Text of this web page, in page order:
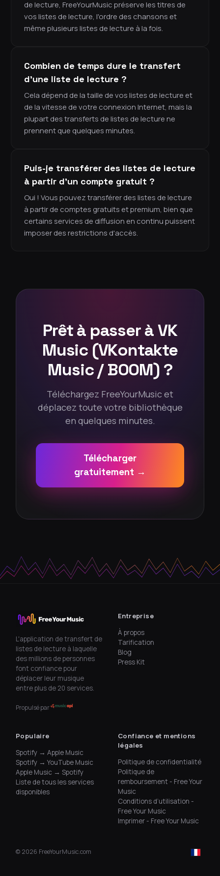
de lecture, FreeYourMusic préserve les titres de
vos listes de lecture, l'ordre des chansons et
même plusieurs listes de lecture à la fois.
Combien de temps dure le transfert
d'une liste de lecture ?
Cela dépend de la taille de vos listes de lecture et
de la vitesse de votre connexion Internet, mais la
plupart des transferts de listes de lecture ne
prennent que quelques minutes.
Puis-je transférer des listes de lecture
à partir d'un compte gratuit ?
Oui ! Vous pouvez transférer des listes de lecture
à partir de comptes gratuits et premium, bien que
certains services de diffusion en continu puissent
imposer des restrictions d'accès.
Prêt à passer à VK
Music (VKontakte
Music / BOOM) ?
Téléchargez FreeYourMusic et
déplacez toute votre bibliothèque
en quelques minutes.
Télécharger
gratuitement →
L'application de transfert de
listes de lecture à laquelle
des millions de personnes
font confiance pour
déplacer leur musique
entre plus de 20 services.
Propulsé par
Entreprise
À propos
Tarification
Blog
Press Kit
Populaire
Spotify → Apple Music
Spotify → YouTube Music
Apple Music → Spotify
Liste de tous les services
disponibles
Confiance et mentions
légales
Politique de confidentialité
Politique de
remboursement - Free Your
Music
Conditions d’utilisation -
Free Your Music
Imprimer - Free Your Music
© 2026 FreeYourMusic.com